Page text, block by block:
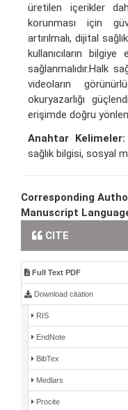
üretilen içerikler
korunması için
artırılmalı, dijital
kullanıcıların
sağlanmalıdır.Halk
videoların
okuryazarlığı
erişimde doğru
Anahtar Kelimeler:
sağlık bilgisi, sosyal
Corresponding
Manuscript
CITE
Full Text PDF
Download citation
RIS
EndNote
BibTex
Medlars
Procite